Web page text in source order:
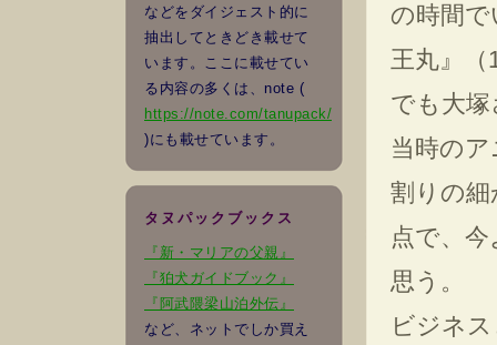
などをダイジェスト的に
抽出してときどき載せて
います。ここに載せてい
る内容の多くは、note (
https://note.com/tanupack/
)にも載せています。
タヌパックブックス
『新・マリアの父親』
『狛犬ガイドブック』
『阿武隈梁山泊外伝』
など、ネットでしか買え
の時間
王丸』（
でも大
当時の
割りの
点で、
思う。
ビジネ